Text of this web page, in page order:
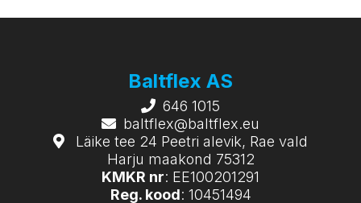
Baltflex AS
646 1015
baltflex@baltflex.eu
Läike tee 24 Peetri alevik, Rae vald
Harju maakond 75312
KMKR nr: EE100201291
Reg. kood: 10451494